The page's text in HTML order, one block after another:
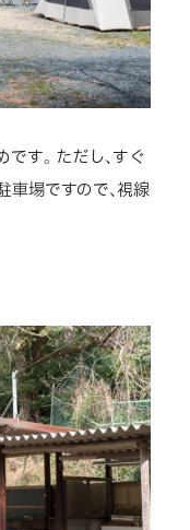
です。ただし、すぐ
場ですので、視線